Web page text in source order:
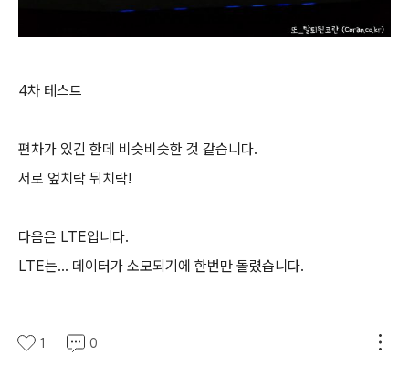
4차 테스트
편차가 있긴 한데 비슷비슷한 것 같습니다.
서로 엎치락 뒤치락!
다음은 LTE입니다.
LTE는... 데이터가 소모되기에 한번만 돌렸습니다.
1 0